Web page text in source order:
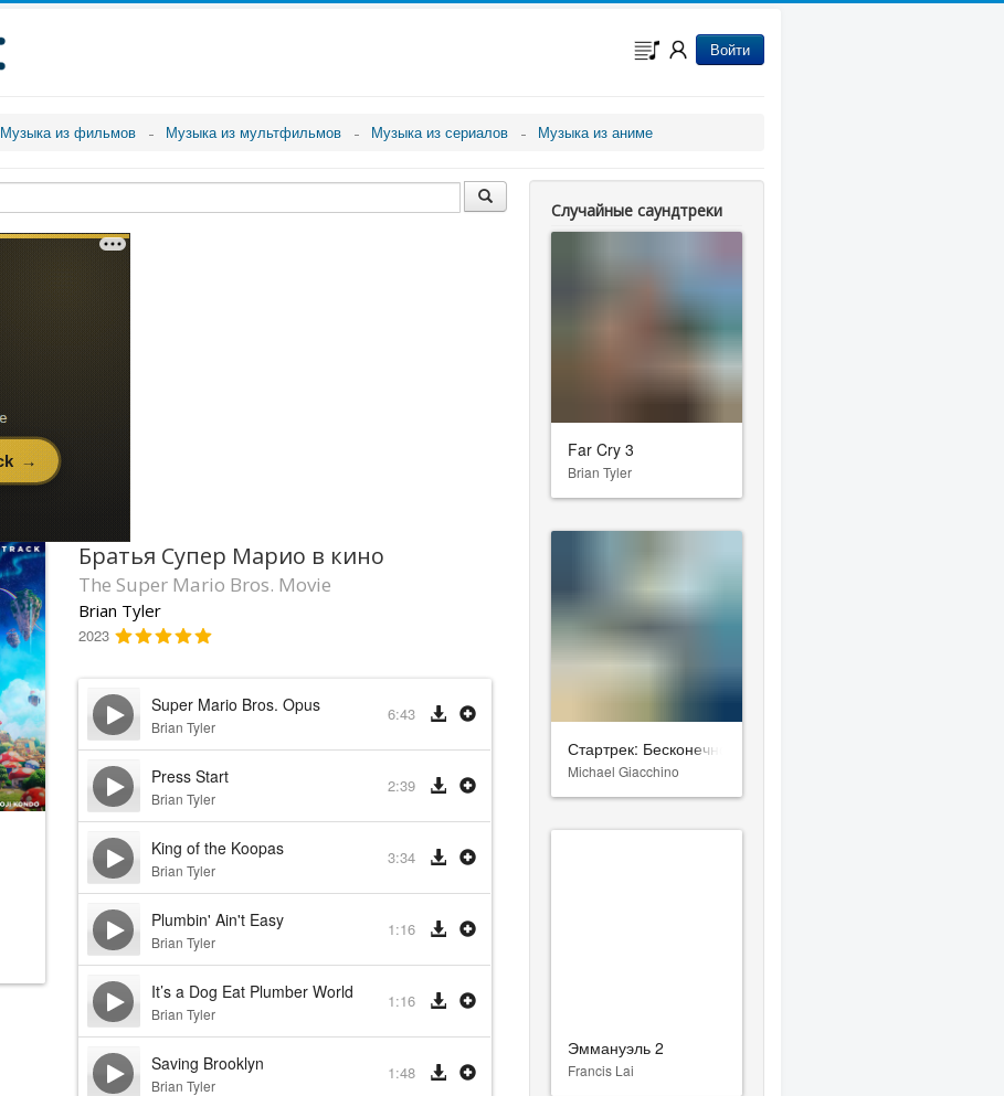
Войти
Музыка из фильмов Музыка из мультфильмов Музыка из сериалов Музыка из аниме
Братья Супер Марио в кино
The Super Mario Bros. Movie
Brian Tyler
2023
Super Mario Bros. Opus
Brian Tyler
6:43
Press Start
Brian Tyler
2:39
King of the Koopas
Brian Tyler
3:34
Plumbin' Ain't Easy
Brian Tyler
1:16
It’s a Dog Eat Plumber World
Brian Tyler
1:16
Saving Brooklyn
Brian Tyler
1:48
Случайные саундтреки
Far Cry 3
Brian Tyler
Стартрек: Бесконечность
Michael Giacchino
Эммануэль 2
Francis Lai